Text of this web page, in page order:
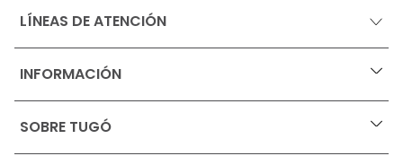
LÍNEAS DE ATENCIÓN
INFORMACIÓN +
Ofertas vigentes
SOBRE TUGÓ +